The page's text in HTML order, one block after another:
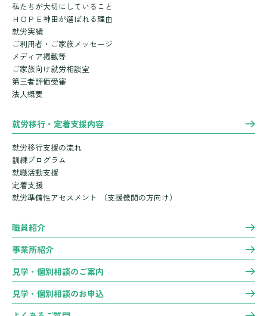
私たちが大切にしていること
ＨＯＰＥ神田が選ばれる理由
就労実績
ご利用者・ご家族メッセージ
メディア掲載等
ご家族向け就労相談室
第三者評価受審
法人概要
就労移行・定着支援内容
就労移行支援の流れ
訓練プログラム
就職活動支援
定着支援
就労準備性アセスメント
（支援機関の方向け）
職員紹介
事業所紹介
見学・個別相談のご案内
見学・個別相談のお申込